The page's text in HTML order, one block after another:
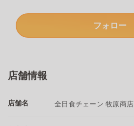
フォロー
店舗情報
店舗名 全日食チェーン 牧原商店